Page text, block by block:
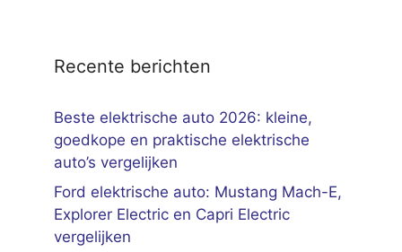
Recente berichten
Beste elektrische auto 2026: kleine,
goedkope en praktische elektrische
auto’s vergelijken
Ford elektrische auto: Mustang Mach-E,
Explorer Electric en Capri Electric
vergelijken